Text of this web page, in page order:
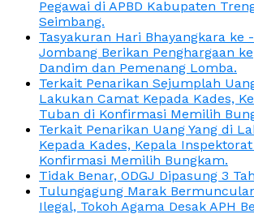
Pegawai di APBD Kabupaten
Seimbang.
Tasyakuran Hari Bhayangkara ke
Jombang Berikan Penghargaan
Dandim dan Pemenang Lomba.
Terkait Penarikan Sejumplah
Lakukan Camat Kepada Kades,
Tuban di Konfirmasi Memilih
Terkait Penarikan Uang Yang di
Kepada Kades, Kepala
Konfirmasi Memilih Bungkam.
Tidak Benar, ODGJ Dipasung 3
Tulungagung Marak
Ilegal, Tokoh Agama Desak APH